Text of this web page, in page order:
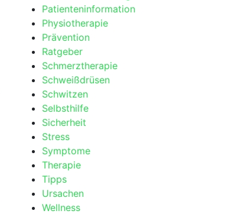
Patienteninformation
Physiotherapie
Prävention
Ratgeber
Schmerztherapie
Schweißdrüsen
Schwitzen
Selbsthilfe
Sicherheit
Stress
Symptome
Therapie
Tipps
Ursachen
Wellness